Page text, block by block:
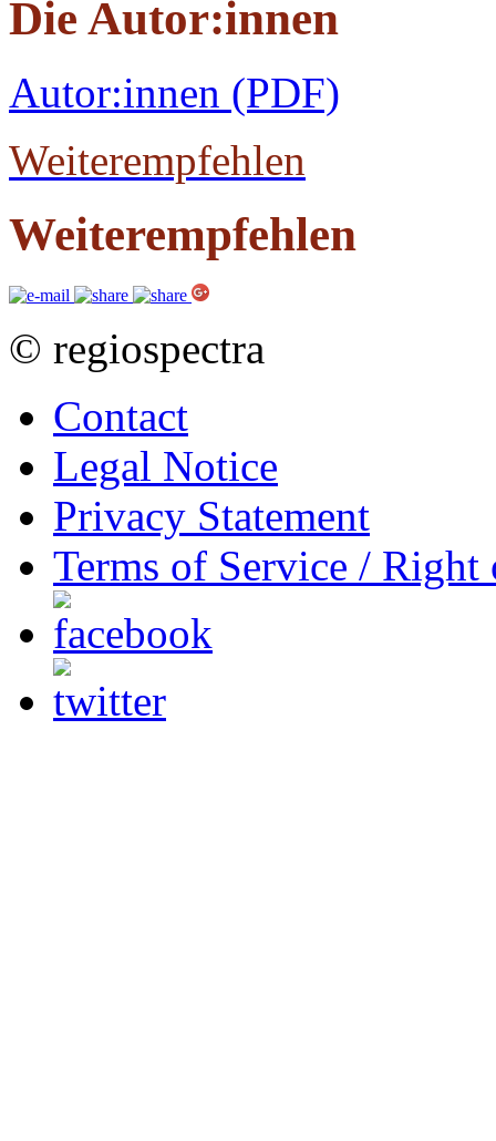
Die Autor:innen
Autor:innen (PDF)
Weiterempfehlen
Weiterempfehlen
© regiospectra
Contact
Legal Notice
Privacy Statement
Terms of Service / Right